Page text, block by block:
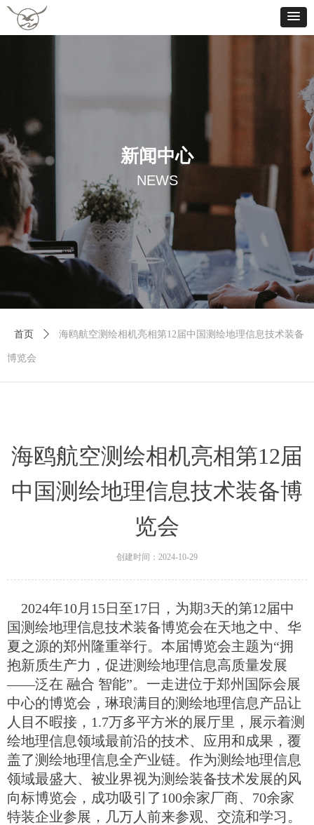
海鸥航空测绘相机亮相第12届
中国测绘地理信息技术装备博
览会
2024年10月15日至17日，为期3天的第12届中
国测绘地理信息技术装备博览会在天地之中、华
夏之源的郑州隆重举行。本届博览会主题为“拥
抱新质生产力，促进测绘地理信息高质量发展
——泛在 融合 智能”。一走进位于郑州国际会展
中心的博览会，琳琅满目的测绘地理信息产品让
人目不暇接，1.7万多平方米的展厅里，展示着测
绘地理信息领域最前沿的技术、应用和成果，覆
盖了测绘地理信息全产业链。作为测绘地理信息
领域最盛大、被业界视为测绘装备技术发展的风
向标博览会，成功吸引了100余家厂商、70余家
特装企业参展，几万人前来参观、交流和学习。
首页 ꄲ 海鸥航空测绘相机亮相第12届中国测绘地理信息技术装备
博览会
创建时间： 2024-10-29
新闻中心
NEWS